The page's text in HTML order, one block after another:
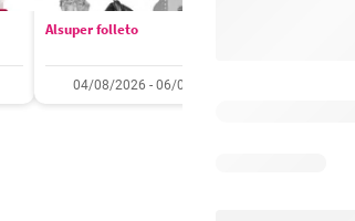
Alsuper folleto
04/08/2026 - 06/08/2026